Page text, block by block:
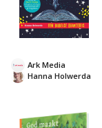
Hanna Holwerda
Ark Media